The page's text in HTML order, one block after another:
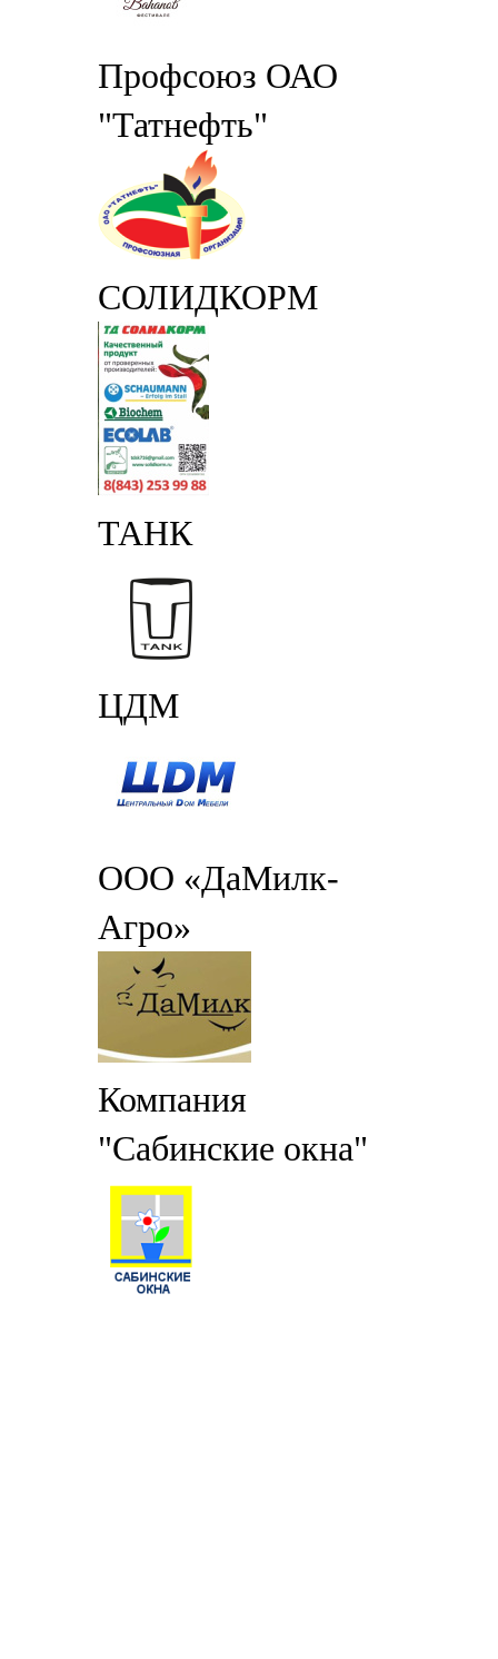
Профсоюз ОАО
"Татнефть"
СОЛИДКОРМ
ТАНК
ЦДМ
ООО «ДаМилк-
Агро»
Компания
"Сабинские окна"